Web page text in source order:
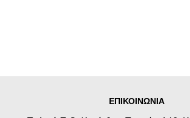
ΕΠΙΚΟΙΝΩΝΙΑ